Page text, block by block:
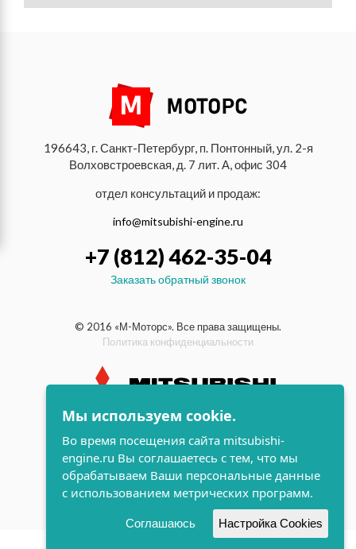
196643, г. Санкт-Петербург, п. Понтонный, ул. 2-я
Волховстроевская, д. 7 лит. А, офис 304
отдел консультаций и продаж:
info@mitsubishi-engine.ru
+7 (812) 462-35-04
Заказать обратный звонок
© 2016 «М-Моторс». Все права защищены.
Политика конфиденциальности
индустриальные и морские
дизельные двигатели Mitsubishi
разработка сайта
Мы используем cookie.
Во время посещения сайта mitsubishi-
engine.ru Вы соглашаетесь с тем, что мы
обрабатываем Ваши персональные данные
с использованием метрических программ.
Соглашаюсь Настройка Cookies